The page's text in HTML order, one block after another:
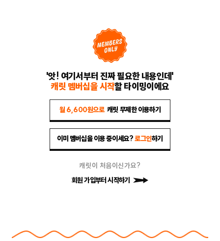
'앗! 여기서부터 진짜 필요한 내용인데'
캐릿 멤버십을 시작할 타이밍이에요
월 6,600원으로 캐릿 무제한 이용하기
이미 멤버십을 이용 중이세요?로그인하기
캐릿이 처음이신가요?
회원 가입부터 시작하기